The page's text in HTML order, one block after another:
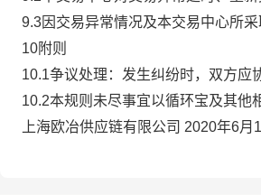
9.3因交易异常情况及本交易中心所
10附则
10.1争议处理：发生纠纷时，双方应
10.2本规则未尽事宜以循环宝及其他
上海欧冶供应链有限公司 2020年6月